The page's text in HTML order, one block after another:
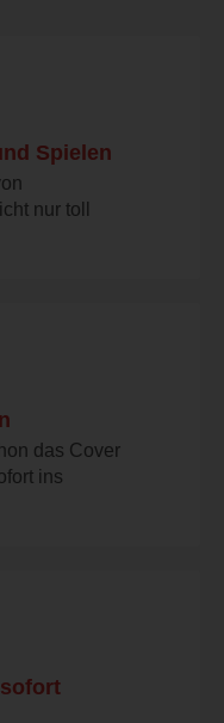
Spielen
nur toll
das Cover
ins